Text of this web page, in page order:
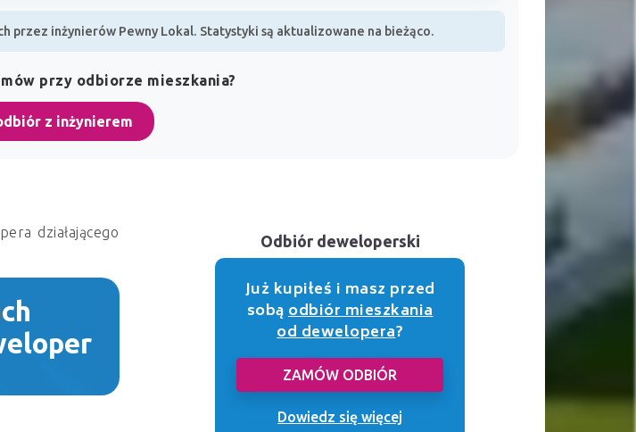
przez inżynierów Pewny Lokal. Statystyki są aktualizowane na bieżąco.
przy odbiorze mieszkania?
z inżynierem
działającego
Odbiór deweloperski
Już kupiłeś i masz przed
sobąodbiór mieszkania
od dewelopera?
ZAMÓW ODBIÓR
Dowiedz się więcej